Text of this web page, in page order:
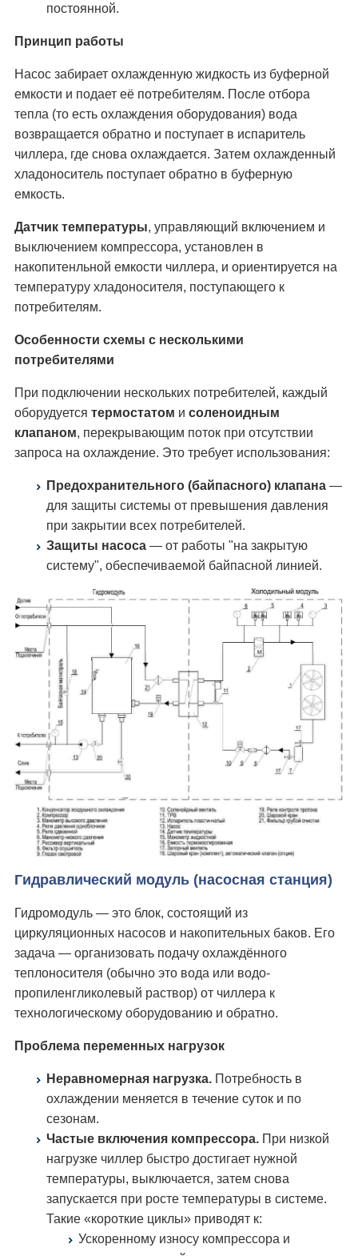
постоянной.
Принцип работы
Насос забирает охлажденную жидкость из буферной
емкости и подает её потребителям. После отбора
тепла (то есть охлаждения оборудования) вода
возвращается обратно и поступает в испаритель
чиллера, где снова охлаждается. Затем охлажденный
хладоноситель поступает обратно в буферную
емкость.
Датчик температуры, управляющий включением и
выключением компрессора, установлен в
накопитенльной емкости чиллера, и ориентируется на
температуру хладоносителя, поступающего к
потребителям.
Особенности схемы с несколькими
потребителями
При подключении нескольких потребителей, каждый
оборудуется термостатом и соленоидным
клапаном, перекрывающим поток при отсутствии
запроса на охлаждение. Это требует использования:
Предохранительного (байпасного) клапана —
для защиты системы от превышения давления
при закрытии всех потребителей.
Защиты насоса — от работы "на закрытую
систему", обеспечиваемой байпасной линией.
Гидравлический модуль (насосная станция)
Гидромодуль — это блок, состоящий из
циркуляционных насосов и накопительных баков. Его
задача — организовать подачу охлаждённого
теплоносителя (обычно это вода или водо-
пропиленгликолевый раствор) от чиллера к
технологическому оборудованию и обратно.
Проблема переменных нагрузок
Неравномерная нагрузка. Потребность в
охлаждении меняется в течение суток и по
сезонам.
Частые включения компрессора. При низкой
нагрузке чиллер быстро достигает нужной
температуры, выключается, затем снова
запускается при росте температуры в системе.
Такие «короткие циклы» приводят к:
Ускоренному износу компрессора и